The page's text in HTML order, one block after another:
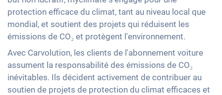
protection efficace du climat, tant au niveau local que
mondial, et soutient des projets qui réduisent les
émissions de CO₂ et protègent l'environnement.
Avec Carvolution, les clients de l'abonnement voiture
assument la responsabilité des émissions de CO₂
inévitables. Ils décident activement de contribuer au
soutien de projets de protection du climat efficaces et